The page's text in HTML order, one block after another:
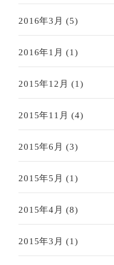
2016年3月 (5)
2016年1月 (1)
2015年12月 (1)
2015年11月 (4)
2015年6月 (3)
2015年5月 (1)
2015年4月 (8)
2015年3月 (1)